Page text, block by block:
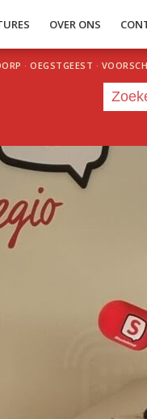
OVER ONS
· OEGSTGEEST ·